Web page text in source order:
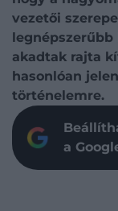
vezetői
legnépszerűbb
akadtak rajta
hasonlóan
történelemre.
a